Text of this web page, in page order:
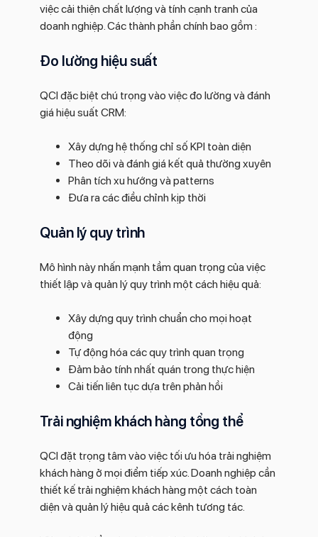
việc cải thiện chất lượng và tính cạnh tranh của
doanh nghiệp. Các thành phần chính bao gồm :
Đo lường hiệu suất
QCI đặc biệt chú trọng vào việc đo lường và đánh
giá hiệu suất CRM:
Xây dựng hệ thống chỉ số KPI toàn diện
Theo dõi và đánh giá kết quả thường xuyên
Phân tích xu hướng và patterns
Đưa ra các điều chỉnh kịp thời
Quản lý quy trình
Mô hình này nhấn mạnh tầm quan trọng của việc
thiết lập và quản lý quy trình một cách hiệu quả:
Xây dựng quy trình chuẩn cho mọi hoạt
động
Tự động hóa các quy trình quan trọng
Đảm bảo tính nhất quán trong thực hiện
Cải tiến liên tục dựa trên phản hồi
Trải nghiệm khách hàng tổng thể
QCI đặt trọng tâm vào việc tối ưu hóa trải nghiệm
khách hàng ở mọi điểm tiếp xúc. Doanh nghiệp cần
thiết kế trải nghiệm khách hàng một cách toàn
diện và quản lý hiệu quả các kênh tương tác.